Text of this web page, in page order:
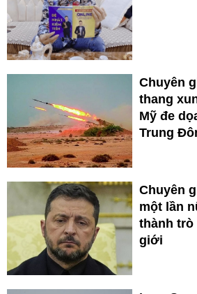
Chuyên
thang
Mỹ đe
Trung
Chuyên
một lần
thành
giới